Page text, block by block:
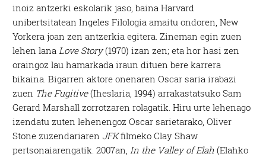
inoiz antzerki eskolarik jaso, baina Harvard
unibertsitatean Ingeles Filologia amaitu ondoren, New
Yorkera joan zen antzerkia egitera. Zineman egin zuen
lehen lana Love Story(1970) izan zen; eta hor hasi zen
oraingoz lau hamarkada iraun dituen bere karrera
bikaina. Bigarren aktore onenaren Oscar saria irabazi
zuen The Fugitive(Iheslaria, 1994) arrakastatsuko Sam
Gerard Marshall zorrotzaren rolagatik. Hiru urte lehenago
izendatu zuten lehenengoz Oscar sarietarako, Oliver
Stone zuzendariaren JFKfilmeko Clay Shaw
pertsonaiarengatik. 2007an, In the Valley of Elah (Elahko